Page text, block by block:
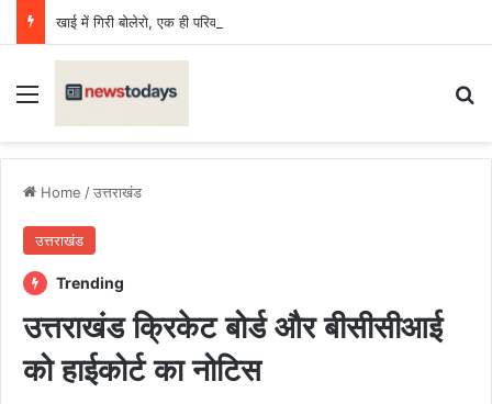
खाई में गिरी बोलेरो, एक ही परिवार के छह की मौत, एक किशोर घायल
Menu
Home /उत्तराखंड
उत्तराखंड
Trending
उत्तराखंड क्रिकेट बोर्ड और बीसीसीआई
को हाईकोर्ट का नोटिस